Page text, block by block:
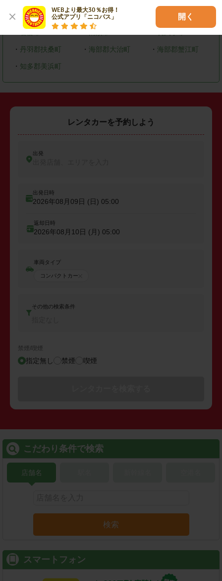
WEBより最大30％お得！
公式アプリ「ニコパス」
開く
・ 大府市 ・知多市 尾張旭市
・ 丹羽郡扶桑町 ・ 海部郡大治町 ・ 海部郡蟹江町
・ 知多郡美浜町
レンタカーを予約しよう
出発
出発日時
2026年08月09日 (日) 05:00
返却日時
2026年08月10日 (月) 05:00
車両タイプ
コンパクトカー
その他の検索条件
禁煙/喫煙
指定無し 禁煙 喫煙
こだわり条件で検索
店舗名
検索
スマートフォン